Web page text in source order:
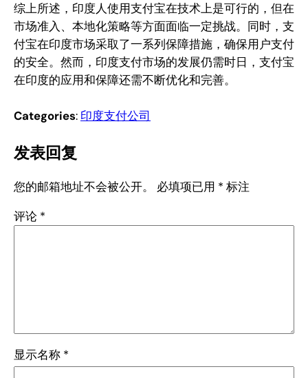
综上所述，印度人使用支付宝在技术上是可行的，但在
市场准入、本地化策略等方面面临一定挑战。同时，支
付宝在印度市场采取了一系列保障措施，确保用户支付
的安全。然而，印度支付市场的发展仍需时日，支付宝
在印度的应用和保障还需不断优化和完善。
Categories: 印度支付公司
发表回复
您的邮箱地址不会被公开。 必填项已用 * 标注
评论 *
显示名称 *